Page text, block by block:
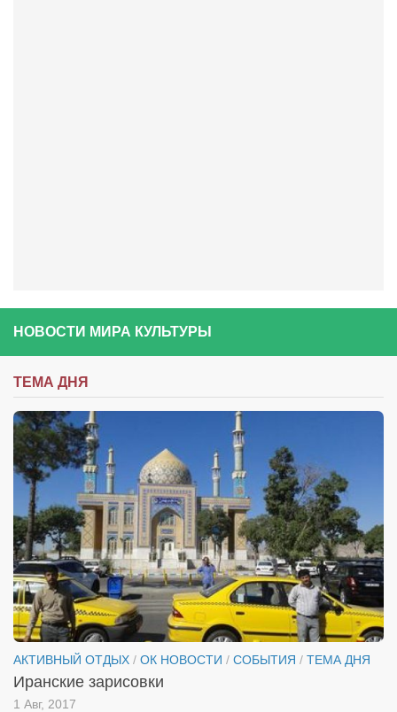
Багетный двор
МАГАЗИН СТИХОВ НА ЗАКАЗ
Туризм
«Траверс» — экипировочный центр
Журналисты
Александр Гвоздик
Александр Кугук
Музыканты
Евгений Касьяненко
Сергей Коноз
Денис Федченко
Звукорежиссёры
Alfom Studio
НОВОСТИ МИРА КУЛЬТУРЫ
ТЕМА ДНЯ
АКТИВНЫЙ ОТДЫХ / ОК НОВОСТИ / СОБЫТИЯ / ТЕМА ДНЯ
Иранские зарисовки
1 Авг, 2017